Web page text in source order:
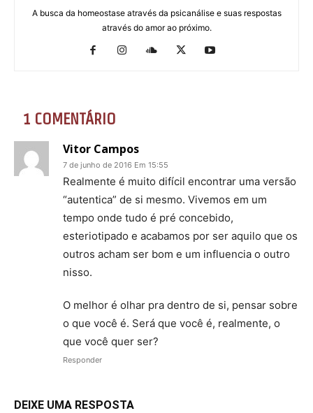
A busca da homeostase através da psicanálise e suas respostas
através do amor ao próximo.
1 COMENTÁRIO
Vitor Campos
7 de junho de 2016 Em 15:55
Realmente é muito difícil encontrar uma versão
“autentica” de si mesmo. Vivemos em um
tempo onde tudo é pré concebido,
esteriotipado e acabamos por ser aquilo que os
outros acham ser bom e um influencia o outro
nisso.
O melhor é olhar pra dentro de si, pensar sobre
o que você é. Será que você é, realmente, o
que você quer ser?
Responder
DEIXE UMA RESPOSTA